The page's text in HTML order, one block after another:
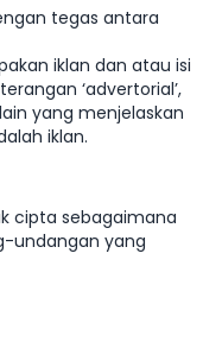
tegas antara
iklan dan atau isi
‘advertorial’,
lain yang menjelaskan
iklan.
cipta sebagaimana
undangan yang